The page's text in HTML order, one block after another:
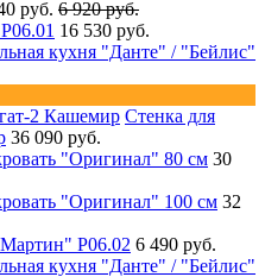
руб. 6 920 руб.
16 530 руб.
кухня "Данте" / "Бейлис"
Стенка для
36 090 руб.
"Оригинал" 80 см 30
"Оригинал" 100 см 32
Р06.02 6 490 руб.
кухня "Данте" / "Бейлис"